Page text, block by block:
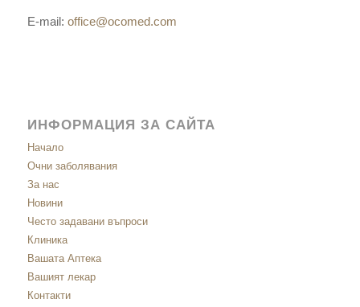
E-mail: office@ocomed.com
ИНФОРМАЦИЯ ЗА САЙТА
Начало
Очни заболявания
За нас
Новини
Често задавани въпроси
Клиника
Вашата Аптека
Вашият лекар
Контакти